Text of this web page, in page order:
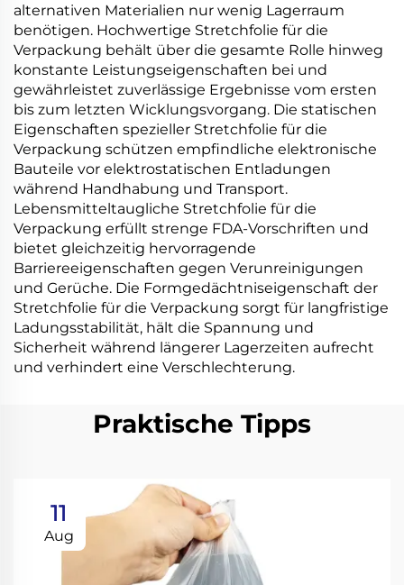
alternativen Materialien nur wenig Lagerraum
benötigen. Hochwertige Stretchfolie für die
Verpackung behält über die gesamte Rolle hinweg
konstante Leistungseigenschaften bei und
gewährleistet zuverlässige Ergebnisse vom ersten
bis zum letzten Wicklungsvorgang. Die statischen
Eigenschaften spezieller Stretchfolie für die
Verpackung schützen empfindliche elektronische
Bauteile vor elektrostatischen Entladungen
während Handhabung und Transport.
Lebensmitteltaugliche Stretchfolie für die
Verpackung erfüllt strenge FDA-Vorschriften und
bietet gleichzeitig hervorragende
Barriereeigenschaften gegen Verunreinigungen
und Gerüche. Die Formgedächtniseigenschaft der
Stretchfolie für die Verpackung sorgt für langfristige
Ladungsstabilität, hält die Spannung und
Sicherheit während längerer Lagerzeiten aufrecht
und verhindert eine Verschlechterung.
Praktische Tipps
11
Aug